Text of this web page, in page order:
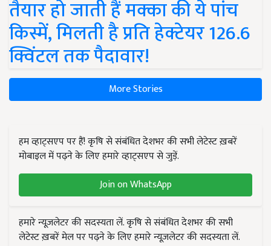
तैयार हो जाती हैं मक्का की ये पांच
किस्में, मिलती है प्रति हेक्टेयर 126.6
क्विंटल तक पैदावार!
More Stories
हम व्हाट्सएप पर हैं! कृषि से संबंधित देशभर की सभी लेटेस्ट ख़बरें
मोबाइल में पढ़ने के लिए हमारे व्हाट्सएप से जुड़ें.
Join on WhatsApp
हमारे न्यूज़लेटर की सदस्यता लें. कृषि से संबंधित देशभर की सभी
लेटेस्ट ख़बरें मेल पर पढ़ने के लिए हमारे न्यूज़लेटर की सदस्यता लें.